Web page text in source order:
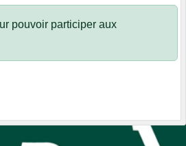
pouvoir participer aux